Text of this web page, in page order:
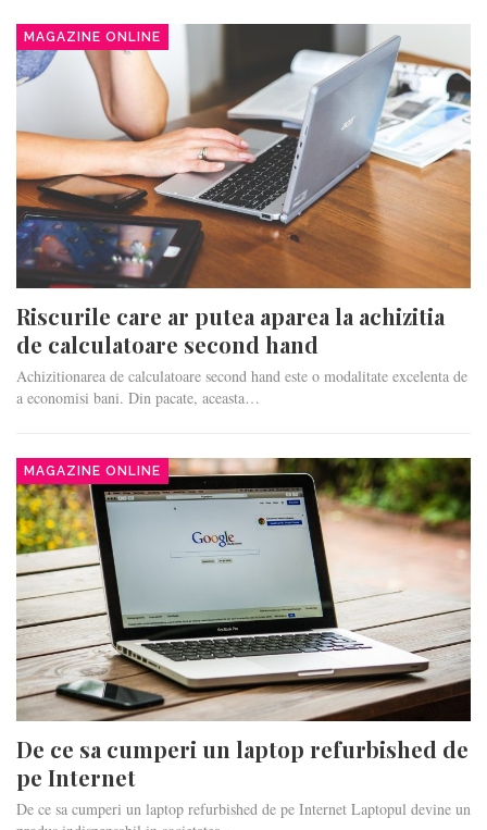
MAGAZINE ONLINE
Riscurile care ar putea aparea la achizitia
de calculatoare second hand
Achizitionarea de calculatoare second hand este o modalitate excelenta de
a economisi bani. Din pacate, aceasta…
MAGAZINE ONLINE
De ce sa cumperi un laptop refurbished de
pe Internet
De ce sa cumperi un laptop refurbished de pe Internet Laptopul devine un